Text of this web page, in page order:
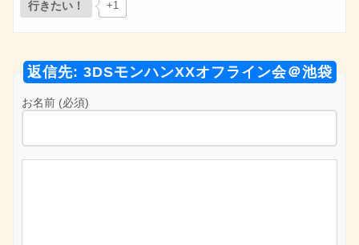
行きたい！ +1
返信先: 3DSモンハンXXオフライン会＠池袋
お名前 (必須)